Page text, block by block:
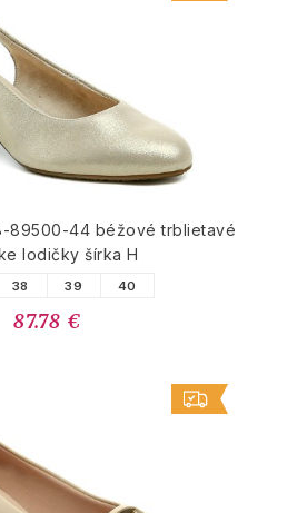
89500-44 béžové trblietavé
lodičky šírka H
38 39 40
87.78 €